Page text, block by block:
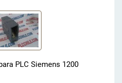
PLC Siemens 1200